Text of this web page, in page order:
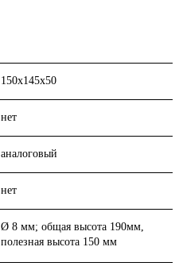
150х145х50
нет
аналоговый
нет
Ø 8 мм; общая высота 190мм,
полезная высота 150 мм